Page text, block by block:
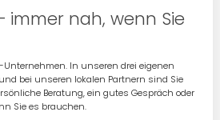
immer nah, wenn Sie
In unseren drei eigenen
bei unseren lokalen Partnern sind Sie
Beratung, ein gutes Gespräch oder
Sie es brauchen.